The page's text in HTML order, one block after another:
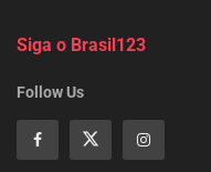
Siga o Brasil123
Follow Us